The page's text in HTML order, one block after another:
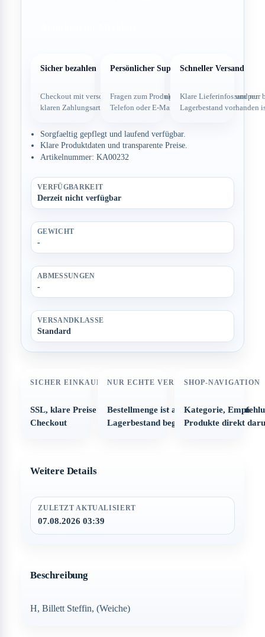
Sicher bezahlen
Checkout mit verschlüsselter Verbindung und
klaren Zahlungsarten.
Persönlicher Support
Fragen zum Produkt direkt über dein Team per
Telefon oder E-Mail.
Schneller Versand
Klare Lieferinfos und nur
Lagerbestand vorhanden
Sorgfaeltig gepflegt und laufend verfügbar.
Klare Produktdaten und transparente Preise.
Artikelnummer: KA00232
VERFÜGBARKEIT
Derzeit nicht verfügbar
GEWICHT
-
ABMESSUNGEN
-
VERSANDKLASSE
Standard
SICHER EINKAUFEN
SSL, klare Preise und strukturierter
Checkout
NUR ECHTE VERFÜGBARKEIT
Bestellmenge ist automatisch auf den
Lagerbestand begrenzt
SHOP-NAVIGATION
Kategorie,
Produkte direkt
Weitere Details
ZULETZT AKTUALISIERT
07.08.2026 03:39
Beschreibung
H, Billett Steffin, (Weiche)